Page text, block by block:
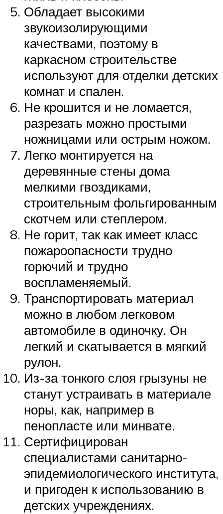
Обладает высокими
звукоизолирующими
качествами, поэтому в
каркасном строительстве
используют для отделки детских
комнат и спален.
Не крошится и не ломается,
разрезать можно простыми
ножницами или острым ножом.
Легко монтируется на
деревянные стены дома
мелкими гвоздиками,
строительным фольгированным
скотчем или степлером.
Не горит, так как имеет класс
пожароопасности трудно
горючий и трудно
воспламеняемый.
Транспортировать материал
можно в любом легковом
автомобиле в одиночку. Он
легкий и скатывается в мягкий
рулон.
Из-за тонкого слоя грызуны не
станут устраивать в материале
норы, как, например в
пенопласте или минвате.
Сертифицирован
специалистами санитарно-
эпидемиологического института,
и пригоден к использованию в
детских учреждениях.